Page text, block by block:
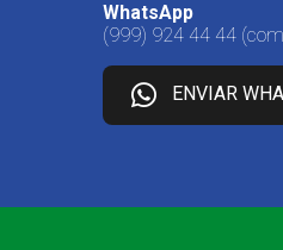
WhatsApp
(999) 924 44 44
ENVIAR